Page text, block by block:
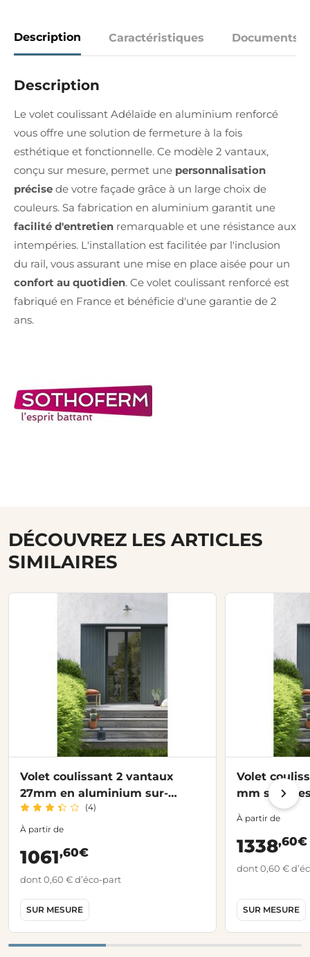
Description Caractéristiques Documents
Description
Le volet coulissant Adélaïde en aluminium renforcé
vous offre une solution de fermeture à la fois
esthétique et fonctionnelle. Ce modèle 2 vantaux,
conçu sur mesure, permet une personnalisation
précise de votre façade grâce à un large choix de
couleurs. Sa fabrication en aluminium garantit une
facilité d'entretien remarquable et une résistance aux
intempéries. L'installation est facilitée par l'inclusion
du rail, vous assurant une mise en place aisée pour un
confort au quotidien. Ce volet coulissant renforcé est
fabriqué en France et bénéficie d'une garantie de 2
ans.
DÉCOUVREZ LES ARTICLES
SIMILAIRES
Volet coulissant 2 vantaux
27mm en aluminium sur-
mesure
(4)
À partir de
1061,60€
dont 0,60 € d’éco-part
SUR MESURE
Volet
mm sur-
À partir de
1338,60€
dont 0,60 €
SUR MESURE